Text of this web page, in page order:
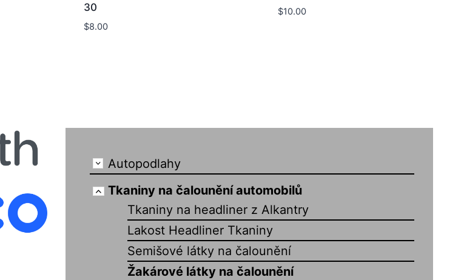
30
$8.00
$10.00
Autopodlahy
Tkaniny na čalounění automobilů
Tkaniny na headliner z Alkantry
Lakost Headliner Tkaniny
Semišové látky na čalounění
Žakárové látky na čalounění